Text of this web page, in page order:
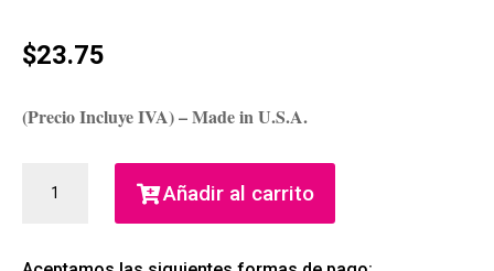
$23.75
(Precio Incluye IVA) – Made in U.S.A.
MAMA®
BRONCEADOR
Añadir al carrito